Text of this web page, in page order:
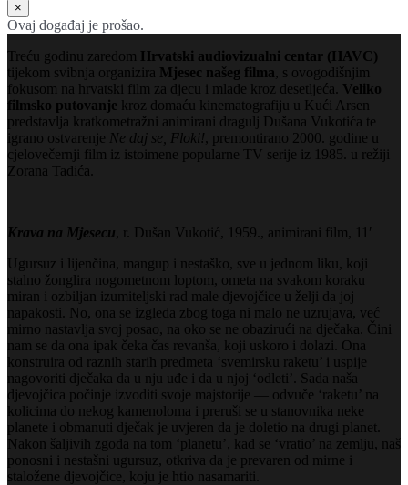
×
Ovaj događaj je prošao.
Treću godinu zaredom Hrvatski audiovizualni centar (HAVC)
tijekom svibnja organizira Mjesec našeg filma, s ovogodišnjim
fokusom na hrvatski film za djecu i mlade kroz desetljeća. Veliko
filmsko putovanje kroz domaću kinematografiju u Kući Arsen
predstavlja kratkometražni animirani dragulj Dušana Vukotića te
igrano ostvarenje Ne daj se, Floki!, premontirano 2000. godine u
cjelovečernji film iz istoimene popularne TV serije iz 1985. u režiji
Zorana Tadića.
Krava na Mjesecu, r. Dušan Vukotić, 1959., animirani film, 11′
Ugursuz i lijenčina, mangup i nestaško, sve u jednom liku, koji
stalno žonglira nogometnom loptom, ometa na svakom koraku
miran i ozbiljan izumiteljski rad male djevojčice u želji da joj
napakosti. No, ona se izgleda zbog toga ni malo ne uzrujava, već
mirno nastavlja svoj posao, na oko se ne obazirući na dječaka. Čini
nam se da ona ipak čeka čas revanša, koji uskoro i dolazi. Ona
konstruira od raznih starih predmeta ‘svemirsku raketu’ i uspije
nagovoriti dječaka da u nju uđe i da u njoj ‘odleti’. Sada naša
djevojčica počinje izvoditi svoje majstorije — odvuče ‘raketu’ na
kolicima do nekog kamenoloma i preruši se u stanovnika neke
planete i obmanuti dječak je uvjeren da je doletio na drugi planet.
Nakon šaljivih zgoda na tom ‘planetu’, kad se ‘vratio’ na zemlju, naš
ponosni i nestašni ugursuz, otkriva da je prevaren od mirne i
staložene djevojčice, koju je htio nasamariti.